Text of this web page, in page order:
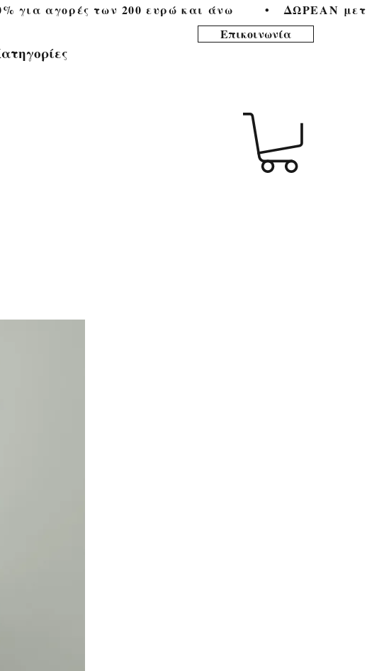
για αγορές των 200 ευρώ και άνω        •
Επικοινωνία